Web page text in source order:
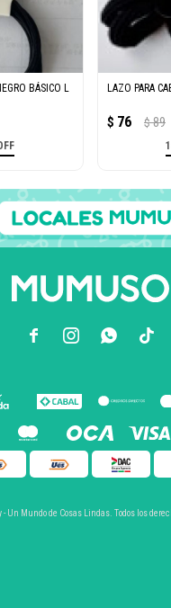
BÁSICO L LAZO PARA
$ 76 $ 89
  
Un Mundo de Cosas Lindas. Todos los